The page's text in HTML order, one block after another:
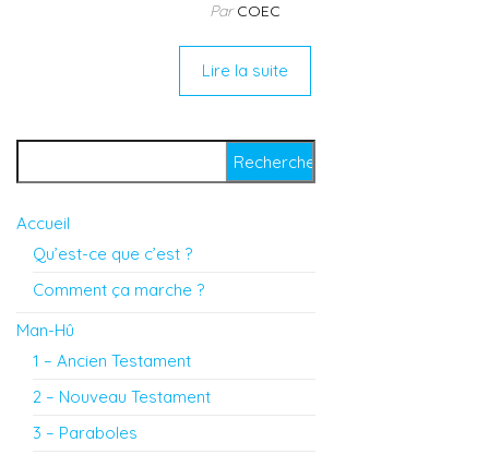
ParCOEC
Lire la suite
Accueil
Qu’est-ce que c’est ?
Comment ça marche ?
Man-Hû
1 – Ancien Testament
2 – Nouveau Testament
3 – Paraboles